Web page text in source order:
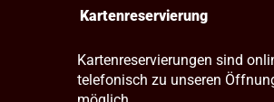
Kartenreservierung
Kartenreservierungen sind
telefonisch zu unseren